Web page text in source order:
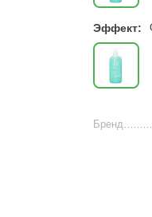
Эффект:
Бренд